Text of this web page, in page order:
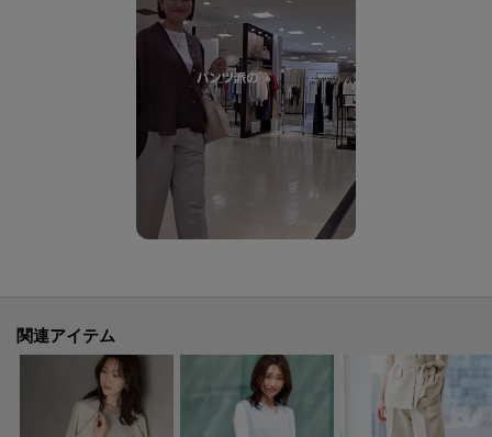
※照明の関係により、実際よりも色味が違って見える場合があります。ま
た、パソコン・スマートフォンなどの環境により、若干製品と画像のカラー
が異なる場合もございます。
モデル情報：身長163cm B80 W59 H82 着用サイズ：02（M）
関連アイテム